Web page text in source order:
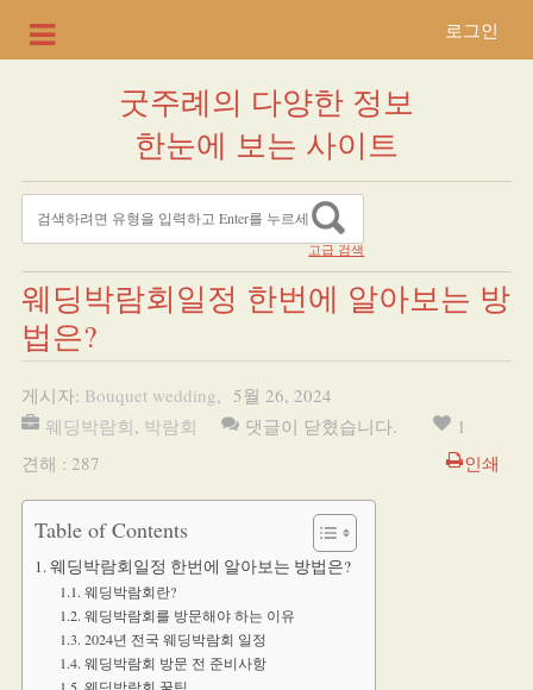
로그인
굿주례의 다양한 정보
한눈에 보는 사이트
고급 검색
웨딩박람회일정 한번에 알아보는 방
법은?
게시자: Bouquet wedding, 5월 26, 2024
웨딩박람회, 박람회 댓글이 닫혔습니다.
1
견해 : 287
인쇄
Table of Contents
웨딩박람회일정 한번에 알아보는 방법은?
웨딩박람회란?
웨딩박람회를 방문해야 하는 이유
2024년 전국 웨딩박람회 일정
웨딩박람회 방문 전 준비사항